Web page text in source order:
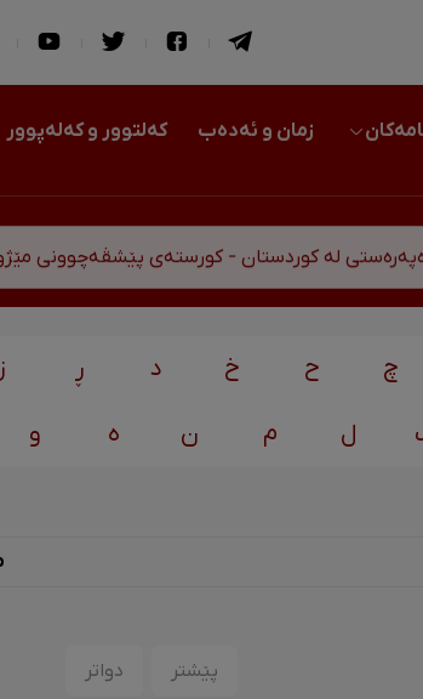
زمان و ئەدەب کەلتوور و کەلەپوور
لە کوردستان - کورستەی پێشڤەچوونی
چ ح خ د ڕ ز
ل م ن ه و
پێشتر دواتر